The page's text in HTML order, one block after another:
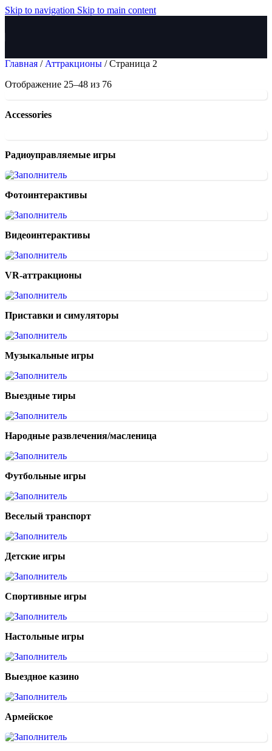
Skip to navigation Skip to main content
Главная / Аттракционы / Страница 2
Отображение 25–48 из 76
Accessories
Радиоуправляемые игры
Фотоинтерактивы
Видеоинтерактивы
VR-аттракционы
Приставки и симуляторы
Музыкальные игры
Выездные тиры
Народные развлечения/масленица
Футбольные игры
Веселый транспорт
Детские игры
Спортивные игры
Настольные игры
Выездное казино
Армейское